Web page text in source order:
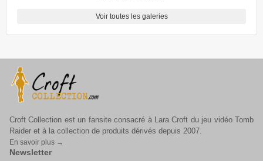
Voir toutes les galeries
Croft Collection est un fansite consacré à Lara Croft du jeu vidéo Tomb
Raider et à la collection de produits dérivés depuis 2007.
En savoir plus →
Newsletter